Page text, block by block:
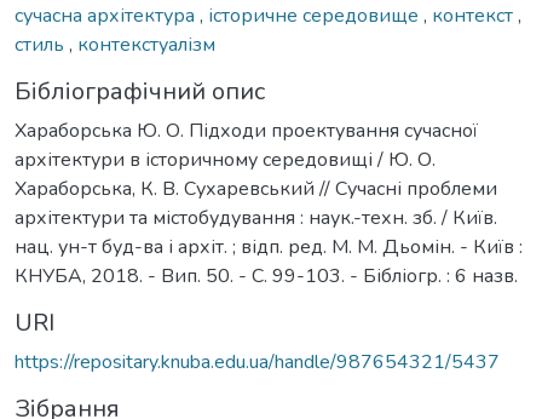
сучасна архітектура , історичне середовище , контекст,
стиль , контекстуалізм
Бібліографічний опис
Хараборська Ю. О. Підходи проектування сучасної
архітектури в історичному середовищі / Ю. О.
Хараборська, К. В. Сухаревський // Сучасні проблеми
архітектури та містобудування : наук.-техн. зб. / Київ.
нац. ун-т буд-ва і архіт. ; відп. ред. М. М. Дьомін. - Київ :
КНУБА, 2018. - Вип. 50. - С. 99-103. - Бібліогр. : 6 назв.
URI
https://repositary.knuba.edu.ua/handle/987654321/5437
Зібрання